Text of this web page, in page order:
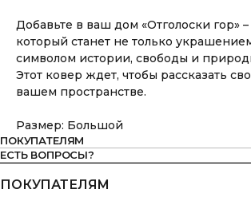
Добавьте в ваш дом «Отголоски гор»
который станет не только
символом истории, свободы и
Этот ковер ждет, чтобы рассказать
вашем пространстве.
Размер: Большой
ПОКУПАТЕЛЯМ
ЕСТЬ ВОПРОСЫ?
ПОКУПАТЕЛЯМ